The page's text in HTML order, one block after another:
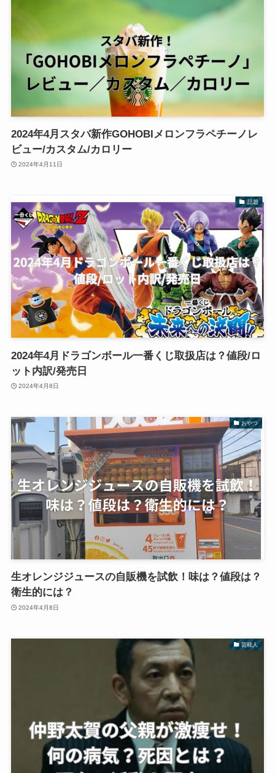
2024年4月スタバ新作GOHOBIメロンフラペチーノレ
ビュー/カスタム/カロリー
2024年4月11日
話題
2024年4月ドラゴンボール一番くじ取扱店は？値段/ロ
ット内訳/発売日
2024年4月8日
おやつ
生オレンジジュースの自販機を試飲！味は？値段は？
衛生的には？
2024年4月8日
芸能人